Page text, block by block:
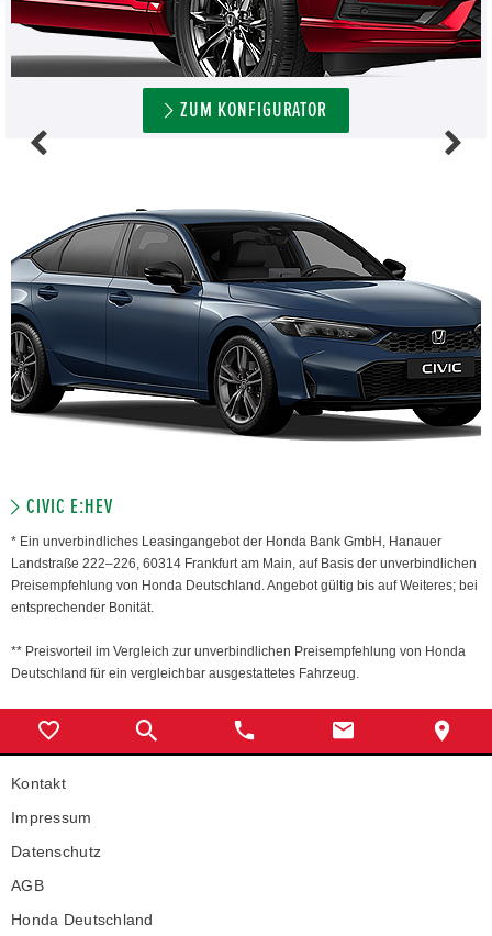
ZUM KONFIGURATOR
CIVIC E:HEV
* Ein unverbindliches Leasingangebot der Honda Bank GmbH, Hanauer
Landstraße 222–226, 60314 Frankfurt am Main, auf Basis der unverbindlichen
Preisempfehlung von Honda Deutschland. Angebot gültig bis auf Weiteres; bei
entsprechender Bonität.
** Preisvorteil im Vergleich zur unverbindlichen Preisempfehlung von Honda
Deutschland für ein vergleichbar ausgestattetes Fahrzeug.
Kontakt
Impressum
Datenschutz
AGB
Honda Deutschland